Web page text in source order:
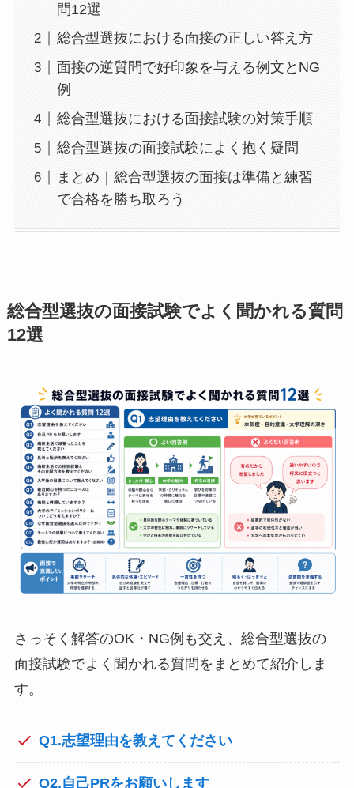
問12選
総合型選抜における面接の正しい答え方
面接の逆質問で好印象を与える例文とNG
例
総合型選抜における面接試験の対策手順
総合型選抜の面接試験によく抱く疑問
まとめ｜総合型選抜の面接は準備と練習
で合格を勝ち取ろう
総合型選抜の面接試験でよく聞かれる質問
12選
さっそく解答のOK・NG例も交え、総合型選抜の
面接試験でよく聞かれる質問をまとめて紹介しま
す。
Q1.志望理由を教えてください
Q2.自己PRをお願いします